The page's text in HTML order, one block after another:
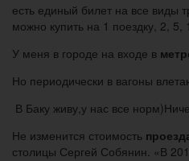
есть единый билет на все виды
можно купить на 1 поездку, 2,
У меня в городе на входе в
Но периодически в вагоны
В Баку живу,у нас все
Не изменится стоимость
столицы Сергей Собянин. «В